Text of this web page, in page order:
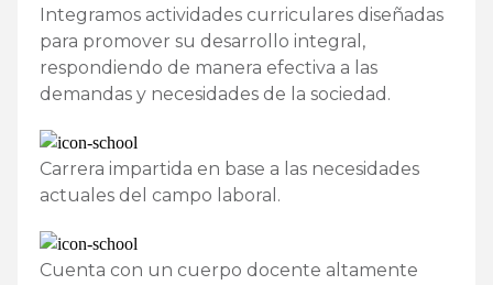
Integramos actividades curriculares diseñadas
para promover su desarrollo integral,
respondiendo de manera efectiva a las
demandas y necesidades de la sociedad.
Carrera impartida en base a las necesidades
actuales del campo laboral.
Cuenta con un cuerpo docente altamente